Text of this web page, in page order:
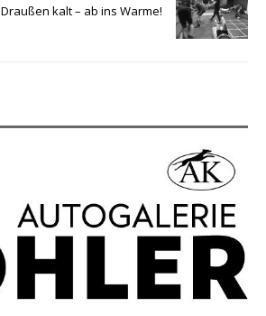
Draußen kalt – ab ins Warme!